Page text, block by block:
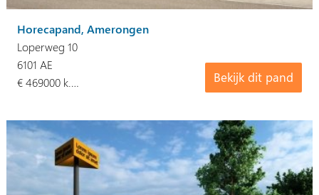
Horecapand, Amerongen
Loperweg 10
Bekijk dit pand
6101 AE
€ 469000 k.…